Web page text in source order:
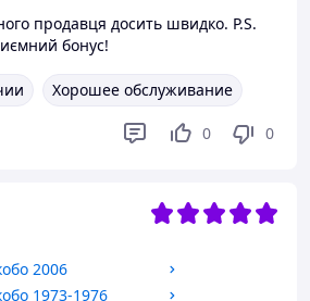
продавця досить швидко. P.S.
бонус!
Хорошее обслуживание
0 0
2006
1973-1976